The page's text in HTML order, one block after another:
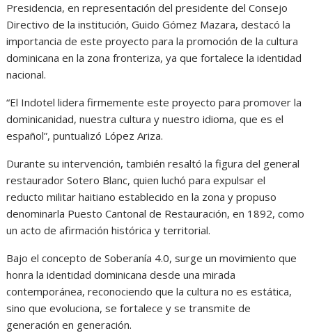
Presidencia, en representación del presidente del Consejo
Directivo de la institución, Guido Gómez Mazara, destacó la
importancia de este proyecto para la promoción de la cultura
dominicana en la zona fronteriza, ya que fortalece la identidad
nacional.
“El Indotel lidera firmemente este proyecto para promover la
dominicanidad, nuestra cultura y nuestro idioma, que es el
español”, puntualizó López Ariza.
Durante su intervención, también resaltó la figura del general
restaurador Sotero Blanc, quien luchó para expulsar el
reducto militar haitiano establecido en la zona y propuso
denominarla Puesto Cantonal de Restauración, en 1892, como
un acto de afirmación histórica y territorial.
Bajo el concepto de Soberanía 4.0, surge un movimiento que
honra la identidad dominicana desde una mirada
contemporánea, reconociendo que la cultura no es estática,
sino que evoluciona, se fortalece y se transmite de
generación en generación.